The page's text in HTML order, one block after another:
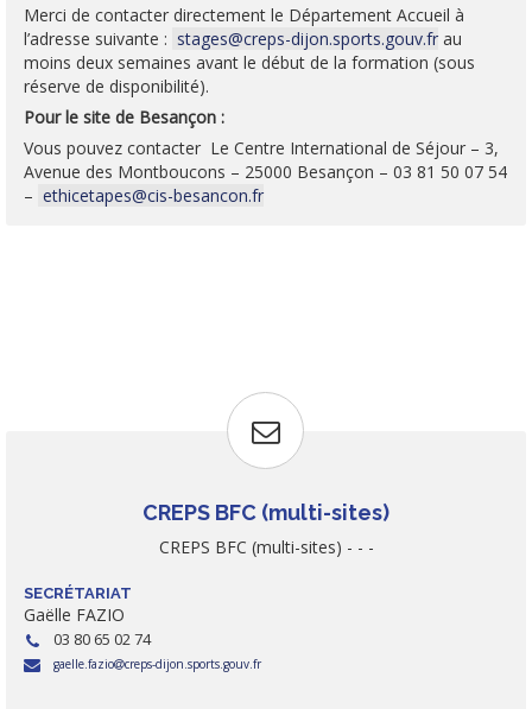
Merci de contacter directement le Département Accueil à
l’adresse suivante : stages@creps-dijon.sports.gouv.fr au
moins deux semaines avant le début de la formation (sous
réserve de disponibilité).
Pour le site de Besançon :
Vous pouvez contacter Le Centre International de Séjour – 3,
Avenue des Montboucons – 25000 Besançon – 03 81 50 07 54
– ethicetapes@cis-besancon.fr
CREPS BFC (multi-sites)
CREPS BFC (multi-sites) - - -
SECRÉTARIAT
Gaëlle FAZIO
03 80 65 02 74
gaelle.fazio creps-dijon.sports.gouv.fr